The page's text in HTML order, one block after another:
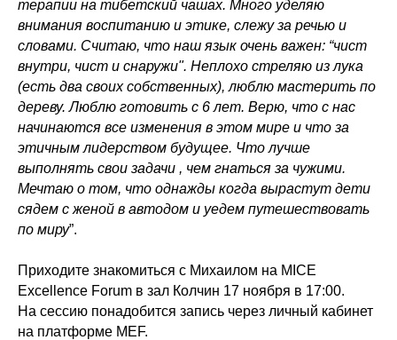
терапии на тибетский чашах. Много уделяю
внимания воспитанию и этике, слежу за речью и
словами. Считаю, что наш язык очень важен: “чист
внутри, чист и снаружи". Неплохо стреляю из лука
(есть два своих собственных), люблю мастерить по
дереву. Люблю готовить с 6 лет. Верю, что с нас
начинаются все изменения в этом мире и что за
этичным лидерством будущее. Что лучше
выполнять свои задачи , чем гнаться за чужими.
Мечтаю о том, что однажды когда вырастут дети
сядем с женой в автодом и уедем путешествовать
по миру”.
Приходите знакомиться с Михаилом на MICE
Excellence Forum в зал Колчин 17 ноября в 17:00.
На сессию понадобится запись через личный кабинет
на платформе MEF.